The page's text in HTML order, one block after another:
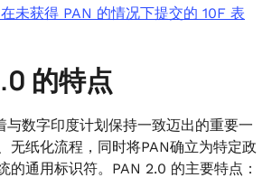
未获得 PAN 的情况下提交的 10F 表
的特点
与数字印度计划保持一致迈出的重要一
无纸化流程，同时将PAN确立为特定政
的通用标识符。PAN 2.0 的主要特点：